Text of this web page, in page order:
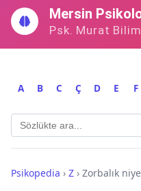
İçeriğe
geç
Mersin
Psk. Murat Bilim
A B C Ç D E F
Psikopedia › Z › Zorbalık